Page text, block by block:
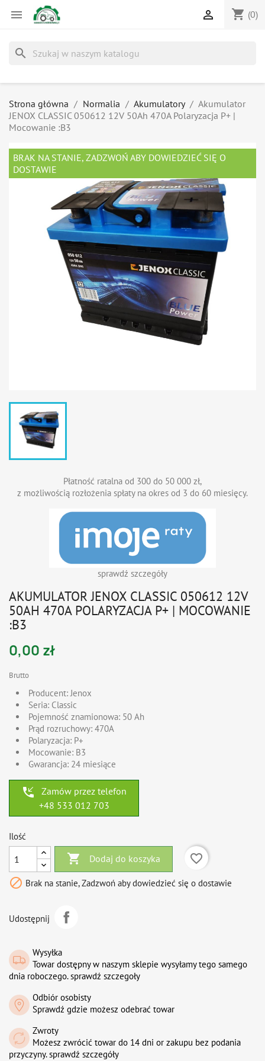
 shopping_cart (0)

search
Strona główna Normalia Akumulatory
Akumulator
JENOX CLASSIC 050612 12V 50Ah 470A Polaryzacja P+ |
Mocowanie :B3
BRAK NA STANIE, ZADZWOŃ ABY DOWIEDZIEĆ SIĘ O
DOSTAWIE
Płatność ratalna od 300 do 50 000 zł,
z możliwością rozłożenia spłaty na okres od 3 do 60 miesięcy.
sprawdź szczegóły
AKUMULATOR JENOX CLASSIC 050612 12V
50AH 470A POLARYZACJA P+ | MOCOWANIE
:B3
0,00 zł
Brutto
Producent: Jenox
Seria: Classic
Pojemność znamionowa: 50 Ah
Prąd rozruchowy: 470A
Polaryzacja: P+
Mocowanie: B3
Gwarancja: 24 miesiące
phone_callback
Zamów przez telefon
+48 533 012 703
Ilość
 Dodaj do koszyka
favorite_border
 Brak na stanie, Zadzwoń aby dowiedzieć się o dostawie
Udostępnij
Wysyłka
Towar dostępny w naszym sklepie wysyłamy tego samego
dnia roboczego. sprawdź szczegoły
Odbiór osobisty
Sprawdź gdzie możesz odebrać towar
Zwroty
Możesz zwrócić towar do 14 dni or zakupu bez podania
przyczyny. sprawdź szczegóły